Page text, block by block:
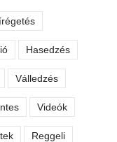
Hasedzés
Válledzés
Videók
Reggeli